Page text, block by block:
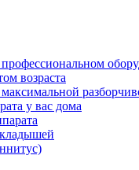
возраста
у вас дома